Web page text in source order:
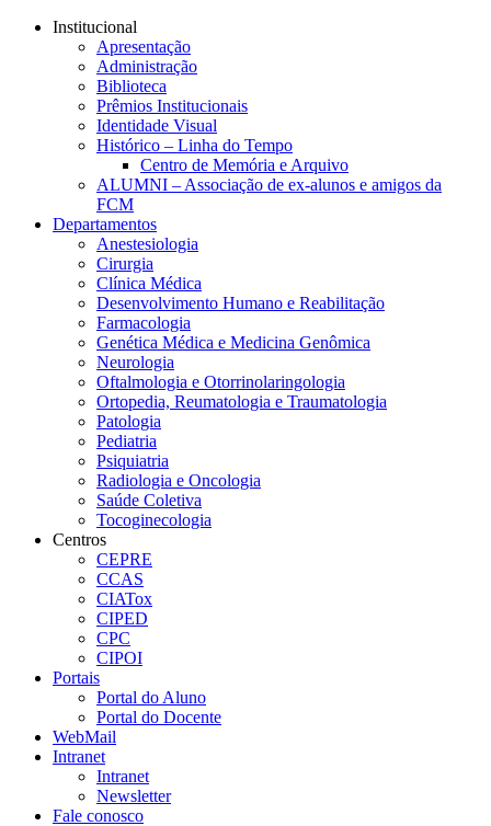
Conteúdo principal
Institucional
Apresentação
Administração
Biblioteca
Prêmios Institucionais
Identidade Visual
Histórico – Linha do Tempo
Centro de Memória e Arquivo
ALUMNI – Associação de ex-alunos e amigos da
FCM
Departamentos
Anestesiologia
Cirurgia
Clínica Médica
Desenvolvimento Humano e Reabilitação
Farmacologia
Genética Médica e Medicina Genômica
Neurologia
Oftalmologia e Otorrinolaringologia
Ortopedia, Reumatologia e Traumatologia
Patologia
Pediatria
Psiquiatria
Radiologia e Oncologia
Saúde Coletiva
Tocoginecologia
Centros
CEPRE
CCAS
CIATox
CIPED
CPC
CIPOI
Portais
Portal do Aluno
Portal do Docente
WebMail
Intranet
Intranet
Newsletter
Fale conosco